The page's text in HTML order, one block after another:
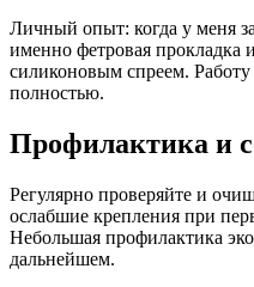
Личный опыт: когда у меня
именно фетровая прокладка
силиконовым спреем. Работу
полностью.
Профилактика и
Регулярно проверяйте и
ослабшие крепления при
Небольшая профилактика
дальнейшем.